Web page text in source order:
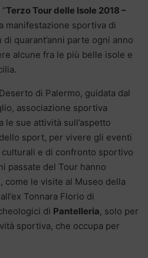
Terzo Tour delle Isole 2018 –
manifestazione sportiva di
quarant’anni parte ogni anno
alcune fra le più belle isole e
di Palermo, guidata dal
associazione sportiva
sue attività sull’aspetto
sport, per vivere gli eventi
e di confronto sportivo
passate del Tour hanno
come le visite al Museo della
Tonnara Florio di
di Pantelleria, solo per
sportiva, che occupa per